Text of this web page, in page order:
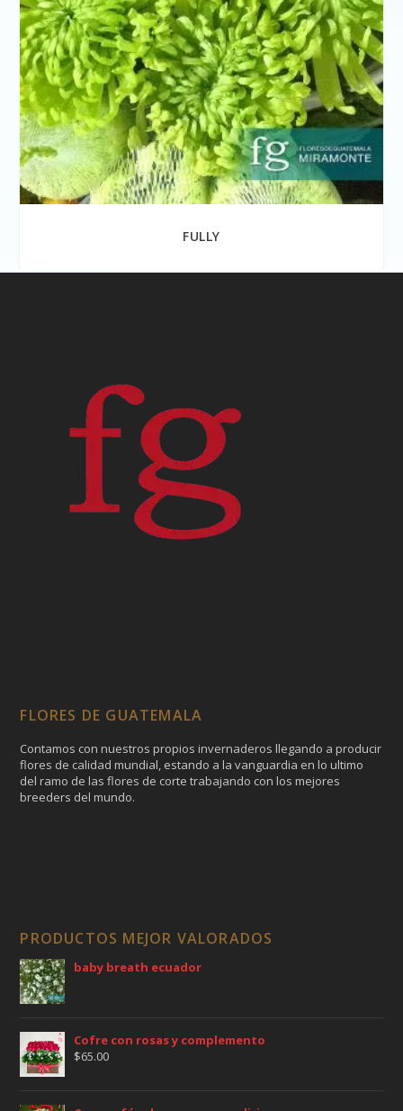
FULLY
FLORES DE GUATEMALA
Contamos con nuestros propios invernaderos llegando a producir
flores de calidad mundial, estando a la vanguardia en lo ultimo
del ramo de las flores de corte trabajando con los mejores
breeders del mundo.
PRODUCTOS MEJOR VALORADOS
baby breath ecuador
Cofre con rosas y complemento
$65.00